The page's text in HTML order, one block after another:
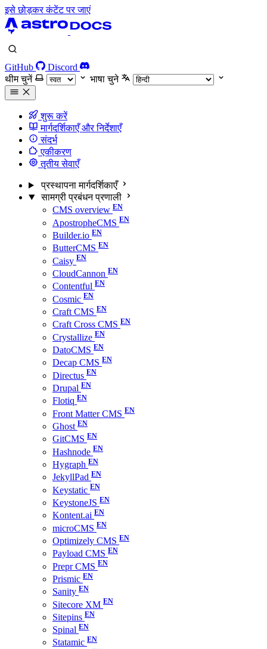
इसे छोड़कर कंटेंट पर जाएं
GitHub
Discord
थीम चुनें
भाषा चुने
शुरू करें
मार्गदर्शिकाएँ और निर्देशाएँ
संदर्भ
एकीकरण
तृतीय सेवाएँ
प्रस्थापना मार्गदर्शिकाएँ
सामग्री प्रबंधन प्रणाली
CMS overview
ApostropheCMS
Builder.io
ButterCMS
Caisy
CloudCannon
Contentful
Cosmic
Craft CMS
Craft Cross CMS
Crystallize
DatoCMS
Decap CMS
Directus
Drupal
Flotiq
Front Matter CMS
Ghost
GitCMS
Hashnode
Hygraph
JekyllPad
Keystatic
KeystoneJS
Kontent.ai
microCMS
Optimizely CMS
Payload CMS
Prepr CMS
Prismic
Sanity
Sitecore XM
Sitepins
Spinal
Statamic